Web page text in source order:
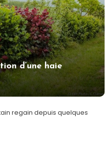
d’une haie
regain depuis quelques